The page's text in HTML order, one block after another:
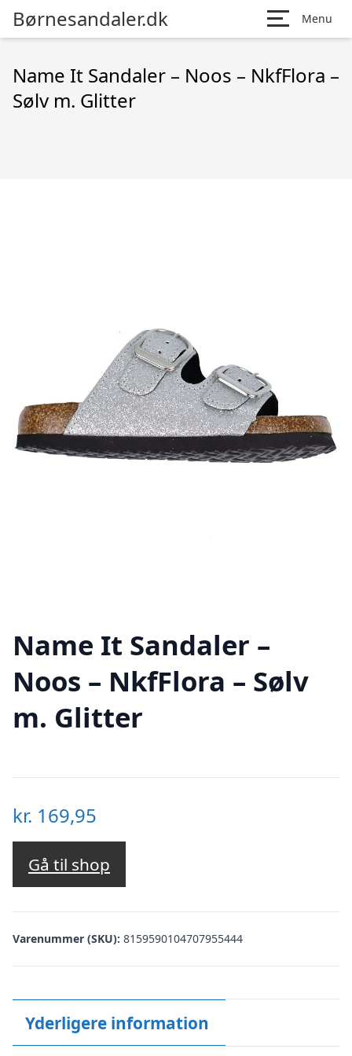
Børnesandaler.dk Menu
Name It Sandaler – Noos – NkfFlora –
Sølv m. Glitter
Name It Sandaler –
Noos – NkfFlora – Sølv
m. Glitter
kr. 169,95
Gå til shop
Varenummer (SKU): 8159590104707955444
Yderligere information